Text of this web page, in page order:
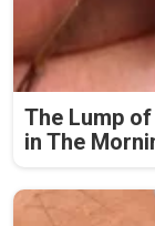
The Lump
in The